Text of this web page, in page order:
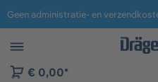
naar navigatie B2B-platform
€ 0,00*